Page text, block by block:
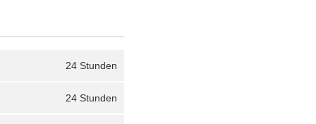
24 Stunden
24 Stunden